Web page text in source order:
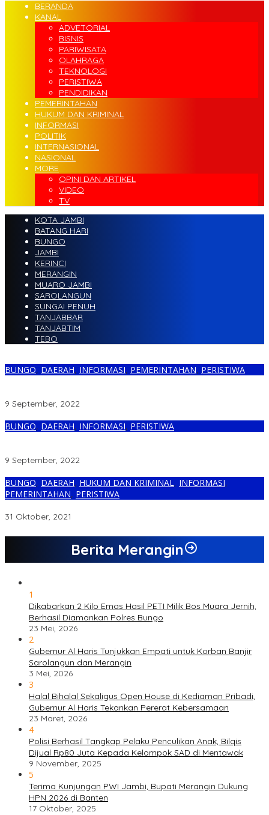
BERANDA
KANAL
ADVETORIAL
BISNIS
PARIWISATA
OLAHRAGA
TEKNOLOGI
PERISTIWA
PENDIDIKAN
PEMERINTAHAN
HUKUM DAN KRIMINAL
INFORMASI
POLITIK
INTERNASIONAL
NASIONAL
MORE
OPINI DAN ARTIKEL
VIDEO
TV
KOTA JAMBI
BATANG HARI
BUNGO
JAMBI
KERINCI
MERANGIN
MUARO JAMBI
SAROLANGUN
SUNGAI PENUH
TANJABBAR
TANJABTIM
TEBO
BUNGO, DAERAH, INFORMASI, PEMERINTAHAN, PERISTIWA
9 September, 2022
BUNGO, DAERAH, INFORMASI, PERISTIWA
9 September, 2022
BUNGO, DAERAH, HUKUM DAN KRIMINAL, INFORMASI,
PEMERINTAHAN, PERISTIWA
31 Oktober, 2021
Berita Merangin
1
Dikabarkan 2 Kilo Emas Hasil PETI Milik Bos Muara Jernih,
Berhasil Diamankan Polres Bungo
23 Mei, 2026
2
Gubernur Al Haris Tunjukkan Empati untuk Korban Banjir
Sarolangun dan Merangin
3 Mei, 2026
3
Halal Bihalal Sekaligus Open House di Kediaman Pribadi,
Gubernur Al Haris Tekankan Pererat Kebersamaan
23 Maret, 2026
4
Polisi Berhasil Tangkap Pelaku Penculikan Anak, Bilqis
Dijual Rp80 Juta Kepada Kelompok SAD di Mentawak
9 November, 2025
5
Terima Kunjungan PWI Jambi, Bupati Merangin Dukung
HPN 2026 di Banten
17 Oktober, 2025